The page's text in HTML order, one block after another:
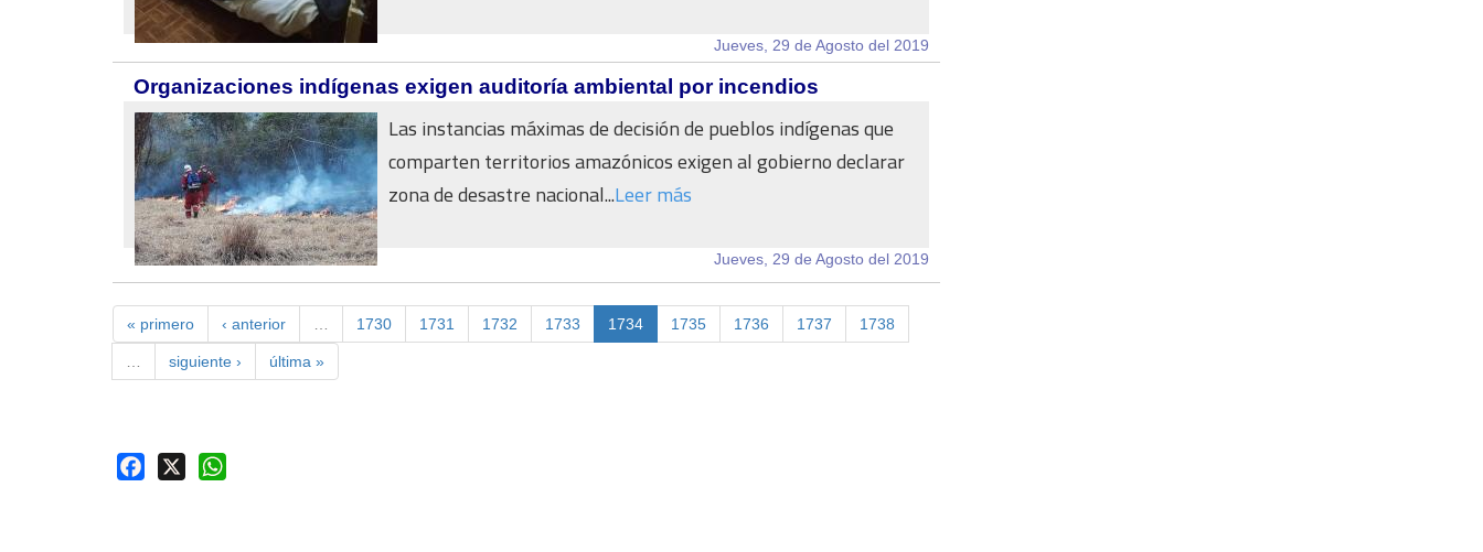
Jueves, 29 de Agosto del 2019
Organizaciones indígenas exigen auditoría ambiental por incendios
Las instancias máximas de decisión de pueblos indígenas que
comparten territorios amazónicos exigen al gobierno declarar
zona de desastre nacional...Leer más
Jueves, 29 de Agosto del 2019
« primero ‹ anterior 1730 1731 1732 1733 1734 1735 1736 1737 1738
siguiente › última »
Facebook